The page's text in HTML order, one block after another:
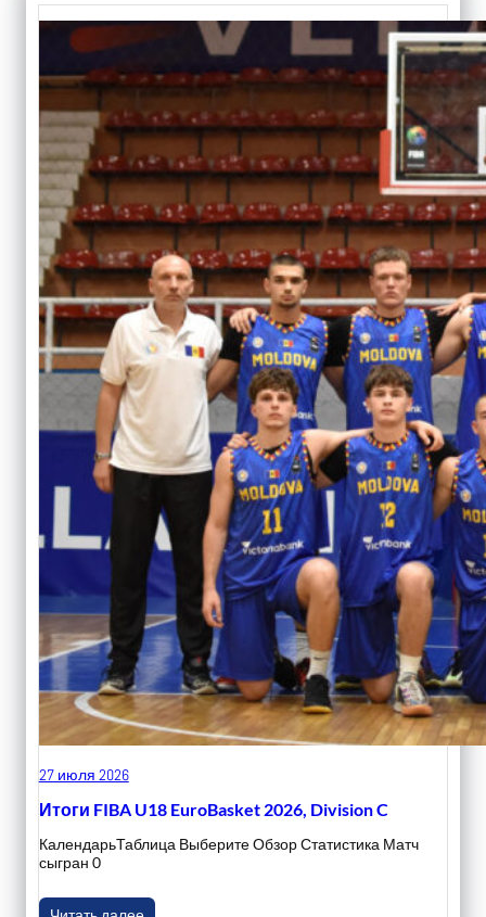
27 июля 2026
Итоги FIBA U18 EuroBasket 2026, Division C
КалендарьТаблица Выберите Обзор Статистика Матч
сыгран 0